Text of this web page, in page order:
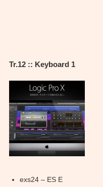
Tr.12 :: Keyboard 1
exs24 – ES E